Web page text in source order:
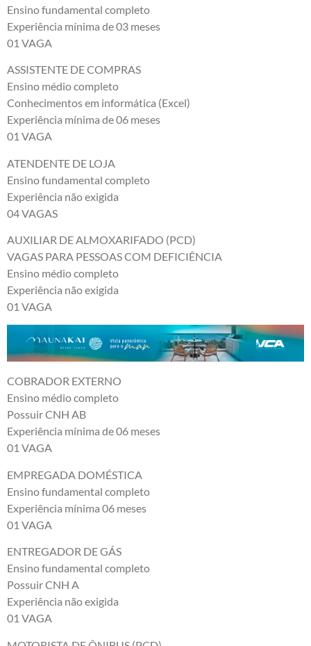
Ensino fundamental completo
Experiência mínima de 03 meses
01 VAGA
ASSISTENTE DE COMPRAS
Ensino médio completo
Conhecimentos em informática (Excel)
Experiência mínima de 06 meses
01 VAGA
ATENDENTE DE LOJA
Ensino fundamental completo
Experiência não exigida
04 VAGAS
AUXILIAR DE ALMOXARIFADO (PCD)
VAGAS PARA PESSOAS COM DEFICIÊNCIA
Ensino médio completo
Experiência não exigida
01 VAGA
COBRADOR EXTERNO
Ensino médio completo
Possuir CNH AB
Experiência mínima de 06 meses
01 VAGA
EMPREGADA DOMÉSTICA
Ensino fundamental completo
Experiência mínima 06 meses
01 VAGA
ENTREGADOR DE GÁS
Ensino fundamental completo
Possuir CNH A
Experiência não exigida
01 VAGA